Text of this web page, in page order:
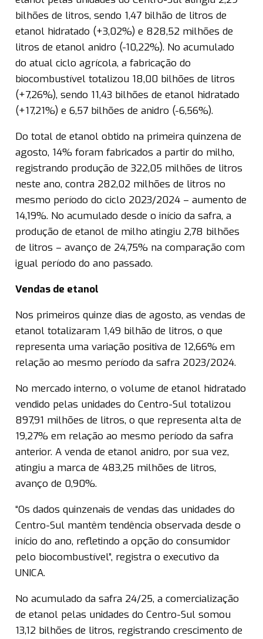
bilhões de litros, sendo 1,47 bilhão de litros de
etanol hidratado (+3,02%) e 828,52 milhões de
litros de etanol anidro (-10,22%). No acumulado
do atual ciclo agrícola, a fabricação do
biocombustível totalizou 18,00 bilhões de litros
(+7,26%), sendo 11,43 bilhões de etanol hidratado
(+17,21%) e 6,57 bilhões de anidro (-6,56%).
Do total de etanol obtido na primeira quinzena de
agosto, 14% foram fabricados a partir do milho,
registrando produção de 322,05 milhões de litros
neste ano, contra 282,02 milhões de litros no
mesmo período do ciclo 2023/2024 – aumento de
14,19%. No acumulado desde o início da safra, a
produção de etanol de milho atingiu 2,78 bilhões
de litros – avanço de 24,75% na comparação com
igual período do ano passado.
Vendas de etanol
Nos primeiros quinze dias de agosto, as vendas de
etanol totalizaram 1,49 bilhão de litros, o que
representa uma variação positiva de 12,66% em
relação ao mesmo período da safra 2023/2024.
No mercado interno, o volume de etanol hidratado
vendido pelas unidades do Centro-Sul totalizou
897,91 milhões de litros, o que representa alta de
19,27% em relação ao mesmo período da safra
anterior. A venda de etanol anidro, por sua vez,
atingiu a marca de 483,25 milhões de litros,
avanço de 0,90%.
“Os dados quinzenais de vendas das unidades do
Centro-Sul mantêm tendência observada desde o
início do ano, refletindo a opção do consumidor
pelo biocombustível”, registra o executivo da
UNICA.
No acumulado da safra 24/25, a comercialização
de etanol pelas unidades do Centro-Sul somou
13,12 bilhões de litros, registrando crescimento de